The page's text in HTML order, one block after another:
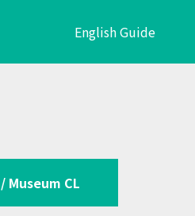
English Guide
Museum CL